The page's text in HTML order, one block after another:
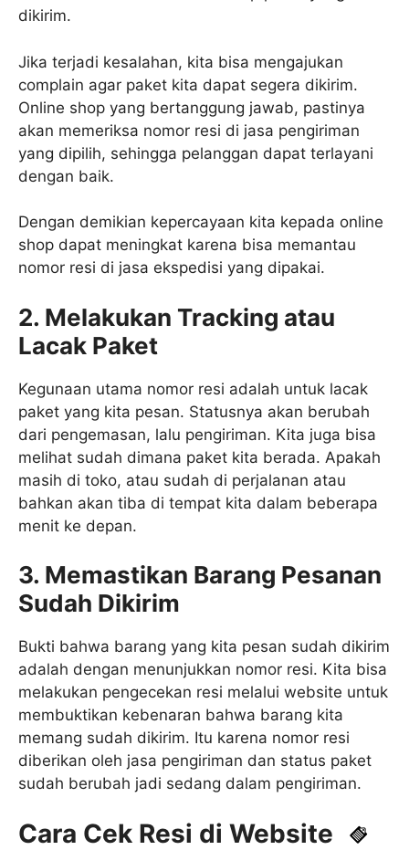
dikirim.
Jika terjadi kesalahan, kita bisa mengajukan
complain agar paket kita dapat segera dikirim.
Online shop yang bertanggung jawab, pastinya
akan memeriksa nomor resi di jasa pengiriman
yang dipilih, sehingga pelanggan dapat terlayani
dengan baik.
Dengan demikian kepercayaan kita kepada online
shop dapat meningkat karena bisa memantau
nomor resi di jasa ekspedisi yang dipakai.
2. Melakukan Tracking atau
Lacak Paket
Kegunaan utama nomor resi adalah untuk lacak
paket yang kita pesan. Statusnya akan berubah
dari pengemasan, lalu pengiriman. Kita juga bisa
melihat sudah dimana paket kita berada. Apakah
masih di toko, atau sudah di perjalanan atau
bahkan akan tiba di tempat kita dalam beberapa
menit ke depan.
3. Memastikan Barang Pesanan
Sudah Dikirim
Bukti bahwa barang yang kita pesan sudah dikirim
adalah dengan menunjukkan nomor resi. Kita bisa
melakukan pengecekan resi melalui website untuk
membuktikan kebenaran bahwa barang kita
memang sudah dikirim. Itu karena nomor resi
diberikan oleh jasa pengiriman dan status paket
sudah berubah jadi sedang dalam pengiriman.
Cara Cek Resi di Website